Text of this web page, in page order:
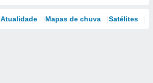
Atualidade Mapas de chuva Satélites